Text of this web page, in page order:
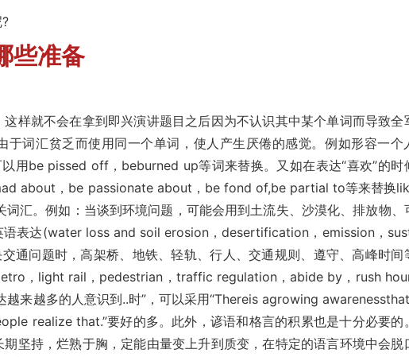
些准备
就不会在拿到即兴演讲题目之后因为不认识其中某个单词而导致全
于词汇贫乏而使用同一个单词，使人产生厌倦的感觉。例如形容一个
用be pissed off，beburned up等词来替换。又如在表达“喜欢”的时
about，be passionate about，be fond of,be partial to等来替换
汇。例如：当谈到环境问题，可能会用到土流失、沙漠化、排放物、
语表达(water loss and soil erosion，desertification，emission，
通问题时，高架桥、地铁、轻轨、行人、交通规则、遵守、高峰时间
，light rail，pedestrian，traffic regulation，abide by，rush
越来越多的人意识到..时”，可以采用“Thereis agrowing
realize that.”要好的多。此外，谚语和格言的积累也是十分必要的
坚持，烂熟于胸，定能由量变上升到质变，在特定的语言环境中会脱